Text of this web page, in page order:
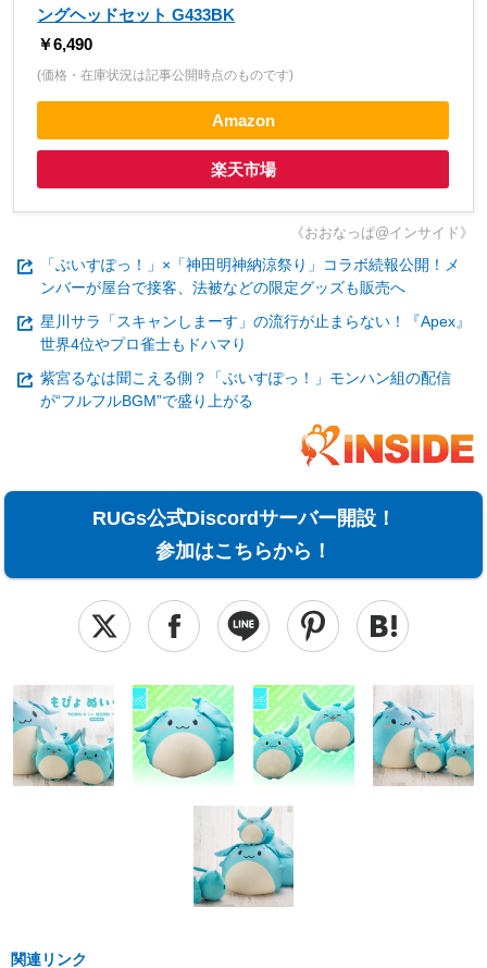
ングヘッドセット G433BK
￥6,490
(価格・在庫状況は記事公開時点のものです)
Amazon
楽天市場
《おおなっぱ@インサイド》
「ぶいすぽっ！」×「神田明神納涼祭り」コラボ続報公開！メ
ンバーが屋台で接客、法被などの限定グッズも販売へ
星川サラ「スキャンしまーす」の流行が止まらない！『Apex』
世界4位やプロ雀士もドハマり
紫宮るなは聞こえる側？「ぶいすぽっ！」モンハン組の配信
が“フルフルBGM”で盛り上がる
RUGs公式Discordサーバー開設！
参加はこちらから！
関連リンク